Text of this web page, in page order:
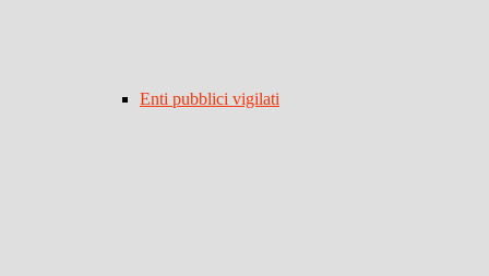
Enti pubblici vigilati